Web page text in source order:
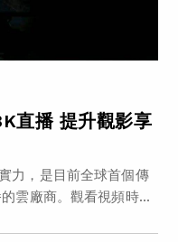
直播 提升觀影享
力，是目前全球首個傳
雲廠商。觀看視頻時...